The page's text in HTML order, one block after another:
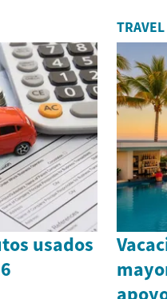
usados
TRAVEL